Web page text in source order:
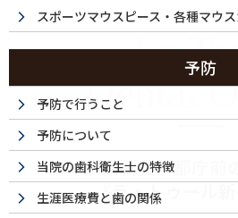
La
Dental
西新宿・都庁前
『ラ・トゥール
スポーツマウスピース・各種マウ
予防
予防で行うこと
予防について
当院の歯科衛生士の特徴
生涯医療費と歯の関係